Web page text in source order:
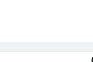
2026 insMind-保留所有权利